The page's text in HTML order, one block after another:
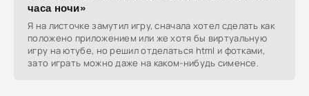
часа ночи»
Я на листочке замутил игру, сначала хотел сделать как
положено приложением или же хотя бы виртуальную
игру на ютубе, но решил отделаться html и фотками,
зато играть можно даже на каком-нибудь сименсе.